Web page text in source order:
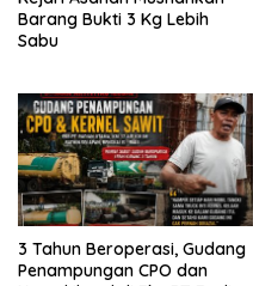
Barang Bukti 3 Kg Lebih
Sabu
3 Tahun Beroperasi, Gudang
Penampungan CPO dan